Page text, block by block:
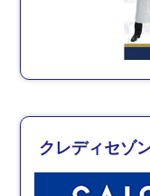
クレディセゾ